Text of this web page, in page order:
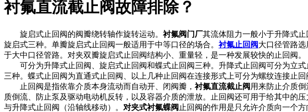
衬氟直流截止阀故障排除？
旋启式止回阀的阀瓣绕转轴作旋转运动。 衬氟阀门厂其流体阻力一般小于升降式
旋启式三种。单瓣旋启式止回阀一般适用于中等口径的场合。 衬氟止回阀大口径管路
于大中口径管路。对夹双瓣旋启式止回阀结构小、重量轻，是一种发展较快的止回阀。
可分为升降式止回阀、旋启式止回阀和蝶式止回阀三种。升降式止回阀可分为立式
三种。蝶式止回阀为直通式止回阀、以上几种止回阀在连接形式上可分为螺纹连接止
止回阀是指依靠介质本身流动而自动开、闭阀瓣， 衬氟直流截止阀 用来防止介质
质倒流、防止泵及驱动电动机反转，以及容器介质的泄放。止回阀还可用于给其中的
与升降式止回阀（沿轴线移动）。 对夹式衬氟蝶阀 止回阀的作用是只允许介质向一个